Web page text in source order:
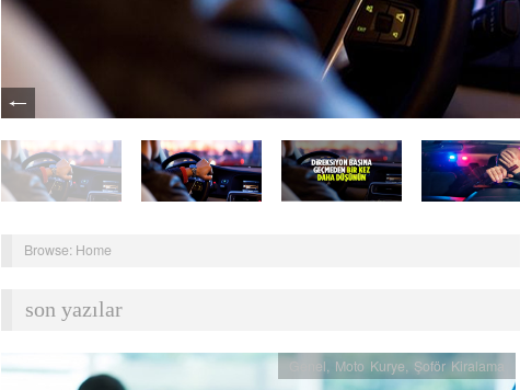
Browse: Home
son yazılar
Genel Moto Kurye Şoför Kiralama